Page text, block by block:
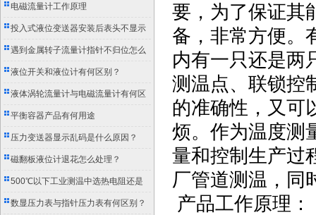
又传信号？
电磁流量计工作原理
投入式液位变送器安装后表头不显示
怎么办？
遇到金属转子流量计指针不归位怎么
办？
液位开关和液位计有何区别？
液体涡轮流量计与电磁流量计有何区
别？
平衡容器产品有何用途
压力变送器显示乱码是什么原因？
磁翻板液位计退花怎么处理？
500℃以下工业测温中选热电阻还是
双金属温度计？
数显压力表与指针压力表有何区别？
要，为了保证其
备，非常方便。
内有一只还是两
测温点、联锁控
的准确性，又可
烦。作为温度测
量和控制生产过
厂管道测温，同
产品工作原理：